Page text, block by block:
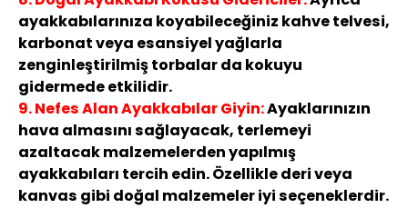
ayakkabılarınıza koyabileceğiniz kahve telvesi,
karbonat veya esansiyel yağlarla
zenginleştirilmiş torbalar da kokuyu
gidermede etkilidir.
9. Nefes Alan Ayakkabılar Giyin:Ayaklarınızın
hava almasını sağlayacak, terlemeyi
azaltacak malzemelerden yapılmış
ayakkabıları tercih edin. Özellikle deri veya
kanvas gibi doğal malzemeler iyi seçeneklerdir.